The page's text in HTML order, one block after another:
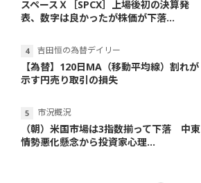
スペースＸ［SPCX］上場後初の決算発
表、数字は良かったが株価が下落...
吉田恒の為替デイリー
【為替】120日MA（移動平均線）割れが
示す円売り取引の損失
市況概況
（朝）米国市場は3指数揃って下落 中東
情勢悪化懸念から投資家心理...